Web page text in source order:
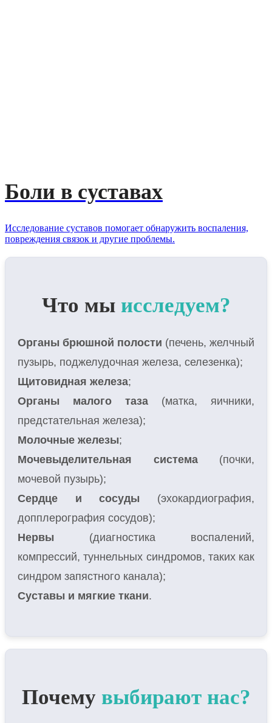
Боли в суставах
Исследование суставов помогает обнаружить воспаления,
повреждения связок и другие проблемы.
Что мы исследуем?
Органы брюшной полости (печень, желчный
пузырь, поджелудочная железа, селезенка);
Щитовидная железа;
Органы малого таза (матка, яичники,
предстательная железа);
Молочные железы;
Мочевыделительная система(почки,
мочевой пузырь);
Сердце и сосуды (эхокардиография,
допплерография сосудов);
Нервы (диагностика воспалений,
компрессий, туннельных синдромов, таких как
синдром запястного канала);
Суставы и мягкие ткани.
Почему выбирают нас?